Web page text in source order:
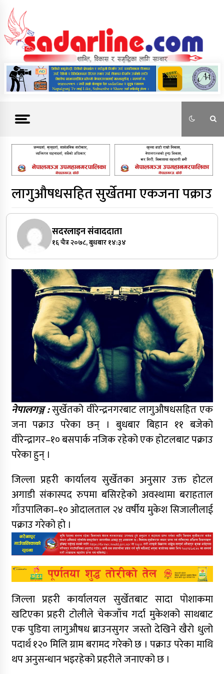
content
News For Nepal
लागुऔषधसहित सुर्खेतमा एकजना पक्राउ
सदरलाइन संवाददाता
१६ चैत्र २०७८, बुधबार १४:३४
नेपालगञ्ज :सुर्खेतको वीरेन्द्रनगरबाट लागुऔषधसहित एक
जना पक्राउ परेका छन् । बुधबार बिहान ११ बजेको
वीरेन्द्रागर–१० बसपार्क नजिक रहेको एक होटलबाट पक्राउ
परेका हुन् ।
जिल्ला प्रहरी कार्यालय सुर्खेतका अनुसार उक्त होटल
अगाडी संकास्पद रुपमा बसिरहेको अवस्थामा बराहताल
गाँउपालिका–१० ओदालताल २४ वर्षीय मुकेश सिजालीलाई
पक्राउ गरेको हो ।
जिल्ला प्रहरी कार्यालयल सुर्खेतबाट सादा पोशाकमा
खटिएका प्रहरी टोलीले चेकजाँच गर्दा मुकेशको साथबाट
एक पुडिया लागुऔषध ब्राउनसुगर जस्तो देखिने खैरो धुलो
पदार्थ १२० मिलि ग्राम बरामद गरेको छ । पक्राउ परेका माथि
थप अनुसन्धान भइरहेको प्रहरीले जनाएको छ ।